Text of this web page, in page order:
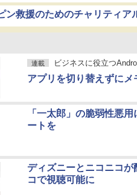
ン救援のためのチャリティア
連載 ビジネスに役立つ
アプリを切り替えずにメ
「一太郎」の脆弱性悪
ートを
ディズニーとニコニコ
コで視聴可能に